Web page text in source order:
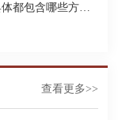
含哪些方面呢？
查看更多>>